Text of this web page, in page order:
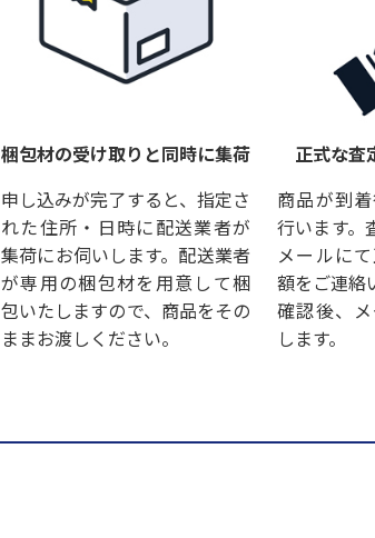
梱包材の受け取りと同時に集荷
申し込みが完了すると、指定さ
れた住所・日時に配送業者が
集荷にお伺いします。配送業者
が専用の梱包材を用意して梱
包いたしますので、商品をその
ままお渡しください。
正式な査
商品が到
行います。
メールに
額をご連絡
確認後、
します。